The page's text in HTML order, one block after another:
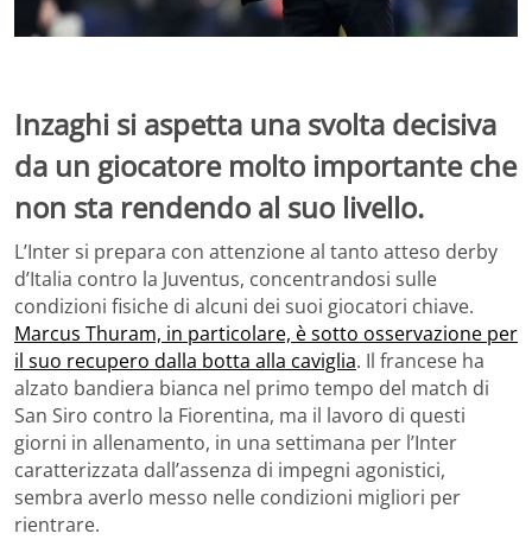
Inzaghi si aspetta una svolta decisiva
da un giocatore molto importante che
non sta rendendo al suo livello.
L’Inter si prepara con attenzione al tanto atteso derby
d’Italia contro la Juventus, concentrandosi sulle
condizioni fisiche di alcuni dei suoi giocatori chiave.
Marcus Thuram, in particolare, è sotto osservazione per
il suo recupero dalla botta alla caviglia. Il francese ha
alzato bandiera bianca nel primo tempo del match di
San Siro contro la Fiorentina, ma il lavoro di questi
giorni in allenamento, in una settimana per l’Inter
caratterizzata dall’assenza di impegni agonistici,
sembra averlo messo nelle condizioni migliori per
rientrare.